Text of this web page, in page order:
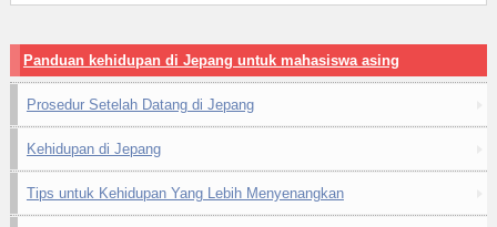
Panduan kehidupan di Jepang untuk mahasiswa asing
Prosedur Setelah Datang di Jepang
Kehidupan di Jepang
Tips untuk Kehidupan Yang Lebih Menyenangkan